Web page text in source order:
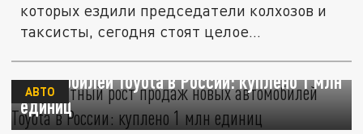
которых ездили председатели колхозов и
таксисты, сегодня стоят целое...
Двукратный рост продаж новых
автомобилей Toyota в России: куплено 1 млн
единиц
АВТО